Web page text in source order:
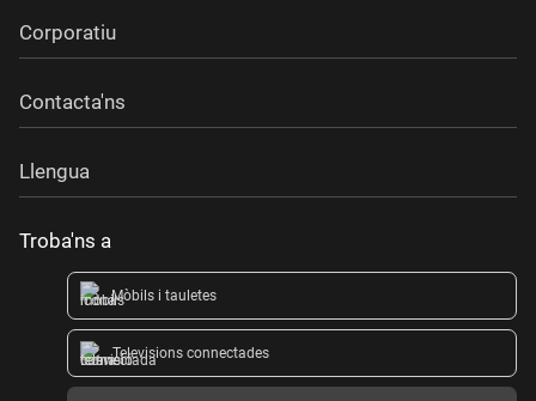
Corporatiu
Contacta'ns
Llengua
Troba'ns a
Mòbils i tauletes
Televisions connectades